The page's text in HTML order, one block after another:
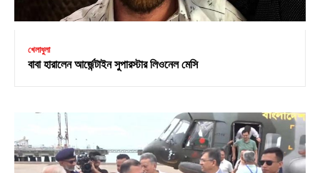
খেলাধুলা
বাবা হারালেন আর্জেন্টাইন সুপারস্টার লিওনেল মেসি